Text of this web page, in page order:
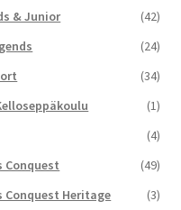
& Junior
(42)
(24)
(34)
(1)
(4)
Conquest
(49)
Conquest Heritage
(3)